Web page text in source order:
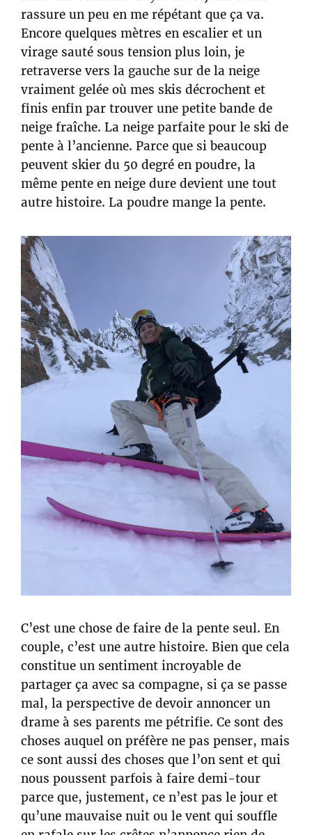
rassure un peu en me répétant que ça va.
Encore quelques mètres en escalier et un
virage sauté sous tension plus loin, je
retraverse vers la gauche sur de la neige
vraiment gelée où mes skis décrochent et
finis enfin par trouver une petite bande de
neige fraîche. La neige parfaite pour le ski de
pente à l’ancienne. Parce que si beaucoup
peuvent skier du 50 degré en poudre, la
même pente en neige dure devient une tout
autre histoire. La poudre mange la pente.
C’est une chose de faire de la pente seul. En
couple, c’est une autre histoire. Bien que cela
constitue un sentiment incroyable de
partager ça avec sa compagne, si ça se passe
mal, la perspective de devoir annoncer un
drame à ses parents me pétrifie. Ce sont des
choses auquel on préfère ne pas penser, mais
ce sont aussi des choses que l’on sent et qui
nous poussent parfois à faire demi-tour
parce que, justement, ce n’est pas le jour et
qu’une mauvaise nuit ou le vent qui souffle